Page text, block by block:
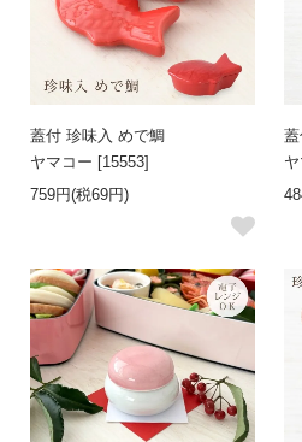
蓋付 珍味入 めで鯛
ヤマコー [15553]
759円(税69円)